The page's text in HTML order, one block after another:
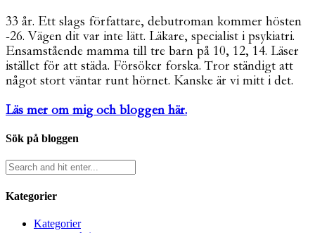
33 år. Ett slags författare, debutroman kommer hösten
-26. Vägen dit var inte lätt. Läkare, specialist i psykiatri.
Ensamstående mamma till tre barn på 10, 12, 14. Läser
istället för att städa. Försöker forska. Tror ständigt att
något stort väntar runt hörnet. Kanske är vi mitt i det.
Läs mer om mig och bloggen här.
Sök på bloggen
Kategorier
Kategorier